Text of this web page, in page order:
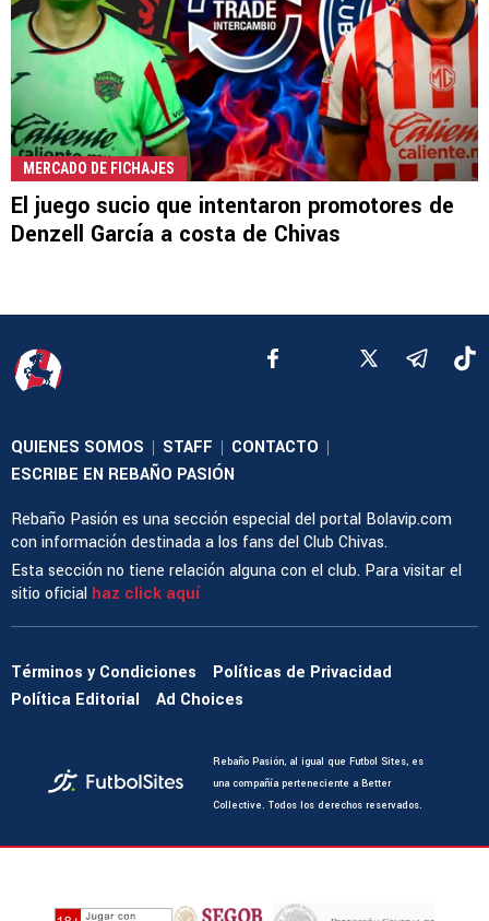
MERCADO DE FICHAJES
El juego sucio que intentaron promotores de
Denzell García a costa de Chivas
QUIENES SOMOS STAFF CONTACTO
ESCRIBE EN REBAÑO PASIÓN
Rebaño Pasión es una sección especial del portal Bolavip.com
con información destinada a los fans del Club Chivas.
Esta sección no tiene relación alguna con el club. Para visitar el
sitio oficial haz click aquí
Términos y Condiciones
Políticas de Privacidad
Política Editorial
Ad Choices
Rebaño Pasión, al igual que Futbol Sites, es
una compañía perteneciente a Better
Collective. Todos los derechos reservados.